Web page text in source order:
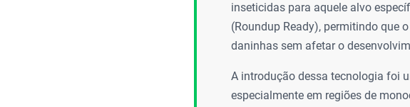
inseticidas para aquele alvo
(Roundup Ready), permitindo que
daninhas sem afetar o
A introdução dessa tecnologia foi
especialmente em regiões de